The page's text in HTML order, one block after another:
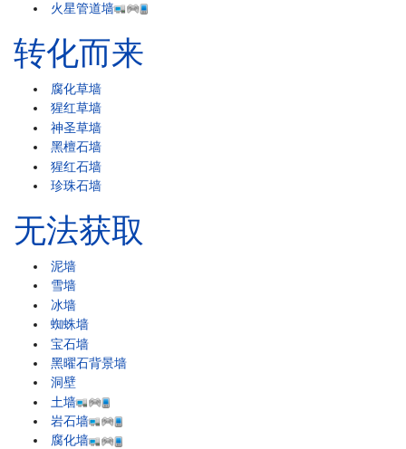
火星管道墙
转化而来
腐化草墙
猩红草墙
神圣草墙
黑檀石墙
猩红石墙
珍珠石墙
无法获取
泥墙
雪墙
冰墙
蜘蛛墙
宝石墙
黑曜石背景墙
洞壁
土墙
岩石墙
腐化墙